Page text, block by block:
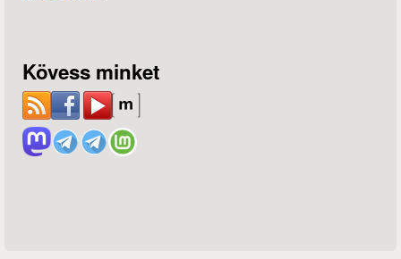
Kövess minket